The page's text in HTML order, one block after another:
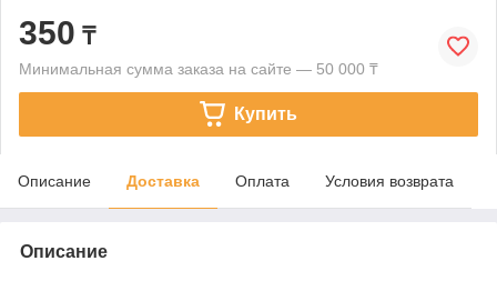
350 ₸
Минимальная сумма заказа на сайте — 50 000 ₸
Купить
Описание Доставка Оплата Условия возврата
Описание